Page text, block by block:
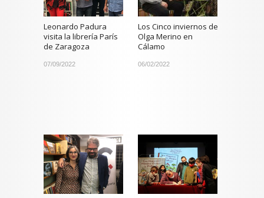
Leonardo Padura
visita la librería París
de Zaragoza
07/09/2022
Los Cinco inviernos de
Olga Merino en
Cálamo
06/02/2022